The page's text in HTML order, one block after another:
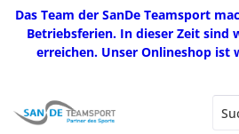
Das Team der SanDe Teamsport
Betriebsferien. In dieser Zeit sind
erreichen. Unser Onlineshop ist